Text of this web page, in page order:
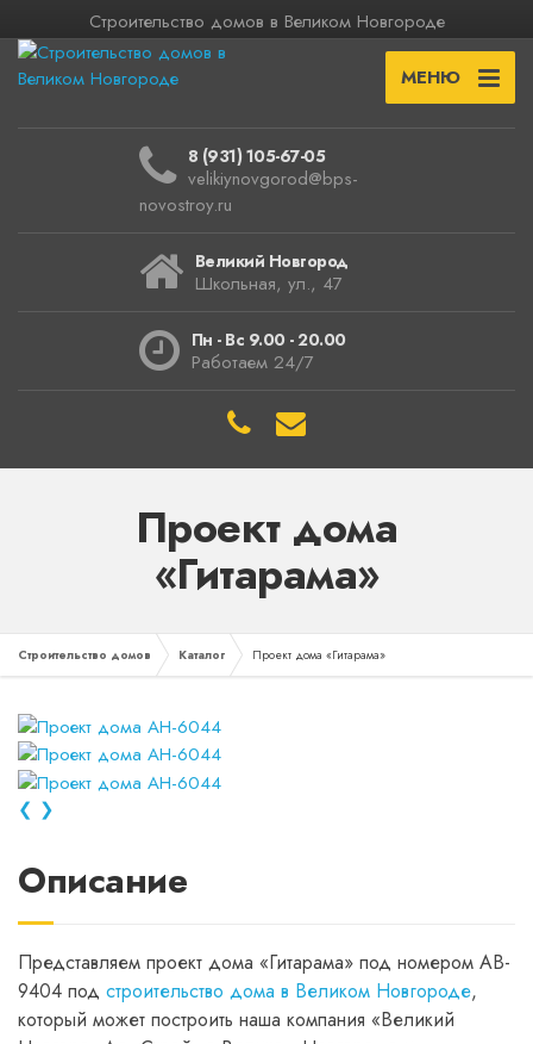
Строительство домов в Великом Новгороде
МЕНЮ
8 (931) 105-67-05
velikiynovgorod@bps-
novostroy.ru
Великий Новгород
Школьная, ул., 47
Пн - Вс 9.00 - 20.00
Работаем 24/7
Проект дома
«Гитарама»
Строительство домов Каталог Проект дома «Гитарама»
❮ ❯
Описание
Представляем проект дома «Гитарама» под номером AB-
9404 под строительство дома в Великом Новгороде,
который может построить наша компания «Великий